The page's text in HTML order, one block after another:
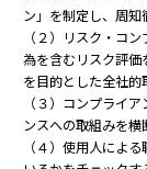
ン」を制定し、周知
（２）リスク・コ
為を含むリスク評
を目的とした全社的
（３）コンプライ
ンスへの取組みを横
（４）使用人によ